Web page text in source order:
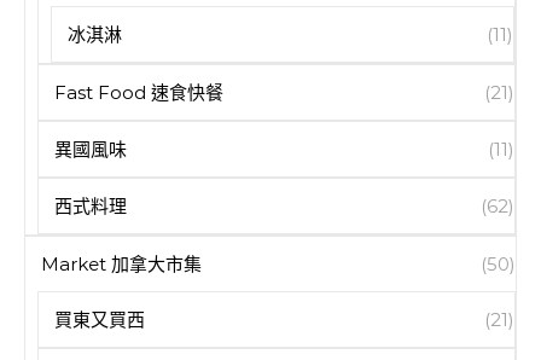
冰淇淋 (11)
Fast Food 速食快餐 (21)
異國風味 (11)
西式料理 (62)
Market 加拿大市集 (50)
買東又買西 (21)